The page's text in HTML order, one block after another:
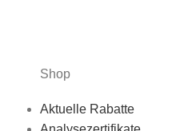
Shop
Aktuelle Rabatte